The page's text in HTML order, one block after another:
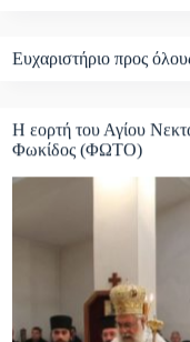
Ευχαριστήριο προς
Η εορτή του Αγίου
Φωκίδος (ΦΩΤΟ)